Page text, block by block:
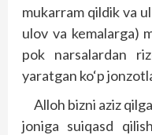
mukarram qildik va
ulov va kemalarga)
pok narsalardan
yaratgan ko‘p
Alloh bizni aziz
joniga suiqasd